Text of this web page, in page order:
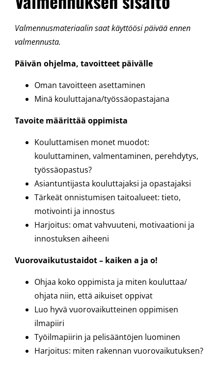
Valmennusmateriaalin saat käyttöösi päivää ennen
valmennusta.
Päivän ohjelma, tavoitteet päivälle
Oman tavoitteen asettaminen
Minä kouluttajana/työssäopastajana
Tavoite määrittää oppimista
Kouluttamisen monet muodot:
kouluttaminen, valmentaminen, perehdytys,
työssäopastus?
Asiantuntijasta kouluttajaksi ja opastajaksi
Tärkeät onnistumisen taitoalueet: tieto,
motivointi ja innostus
Harjoitus: omat vahvuuteni, motivaationi ja
innostuksen aiheeni
Vuorovaikutustaidot – kaiken a ja o!
Ohjaa koko oppimista ja miten kouluttaa/
ohjata niin, että aikuiset oppivat
Luo hyvä vuorovaikutteinen oppimisen
ilmapiiri
Työilmapiirin ja pelisääntöjen luominen
Harjoitus: miten rakennan vuorovaikutuksen?